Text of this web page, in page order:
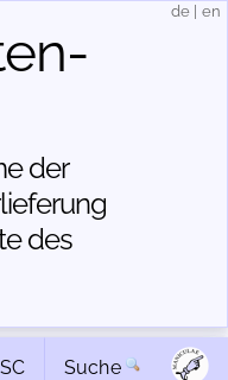
der
des
de en
Suche